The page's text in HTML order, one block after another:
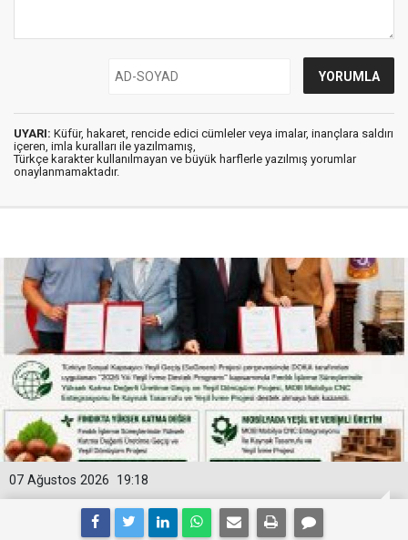
UYARI: Küfür, hakaret, rencide edici cümleler veya imalar, inançlara saldırı
içeren, imla kuralları ile yazılmamış,
Türkçe karakter kullanılmayan ve büyük harflerle yazılmış yorumlar
onaylanmamaktadır.
19:18
07 Ağustos 2026